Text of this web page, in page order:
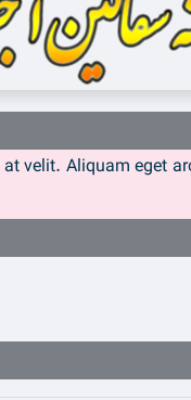
velit. Aliquam eget